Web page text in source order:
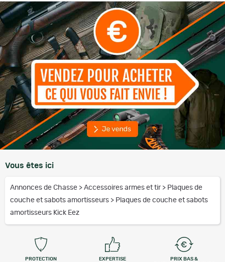
Vous êtes ici
Annonces de Chasse > Accessoires armes et tir > Plaques de
couche et sabots amortisseurs > Plaques de couche et sabots
amortisseurs Kick Eez
PROTECTION
EXPERTISE
PRIX BAS &